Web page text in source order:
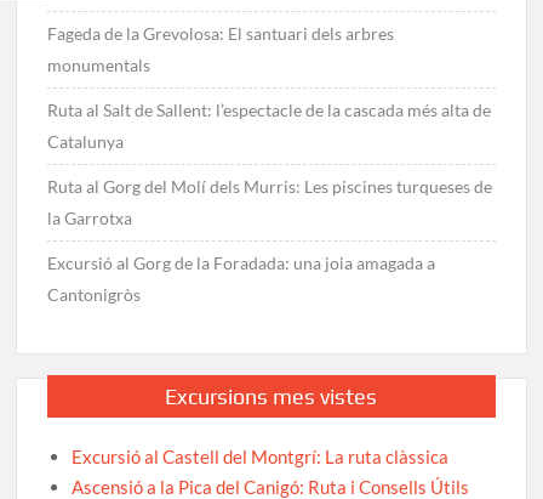
Fageda de la Grevolosa: El santuari dels arbres
monumentals
Ruta al Salt de Sallent: l’espectacle de la cascada més alta de
Catalunya
Ruta al Gorg del Molí dels Murris: Les piscines turqueses de
la Garrotxa
Excursió al Gorg de la Foradada: una joia amagada a
Cantonigròs
Excursions mes vistes
Excursió al Castell del Montgrí: La ruta clàssica
Ascensió a la Pica del Canigó: Ruta i Consells Útils